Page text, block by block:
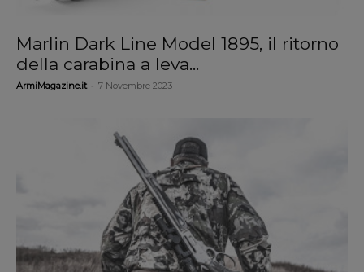
Marlin Dark Line Model 1895, il ritorno
della carabina a leva...
ArmiMagazine.it 7 Novembre 2023